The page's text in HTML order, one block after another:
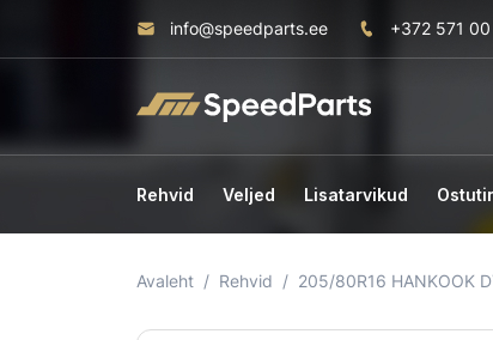
info@speedparts.ee +372 571
Rehvid Veljed Lisatarvikud
Avaleht Rehvid 205/80R16 HANKOOK